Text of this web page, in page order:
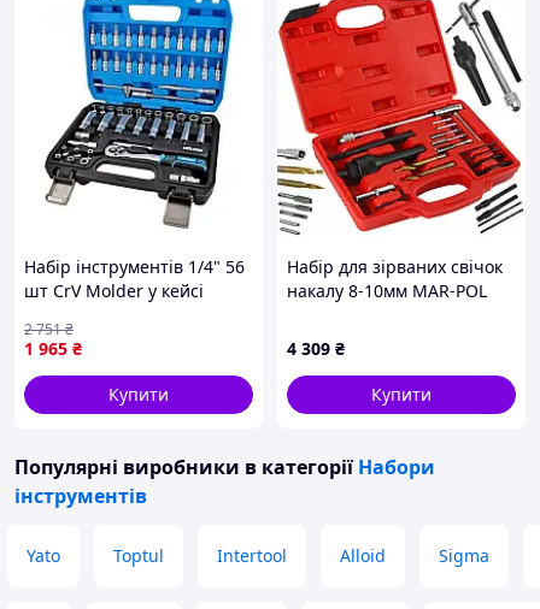
Набір інструментів 1/4" 56
шт CrV Molder у кейсі
1 965 ₴
2 751₴
Купити
Набір для зірваних свічок
накалу 8-10мм MAR-POL
4 309 ₴
Купити
Популярні виробники в категорії Набори
інструментів
Yato Toptul Intertool Alloid Sigma